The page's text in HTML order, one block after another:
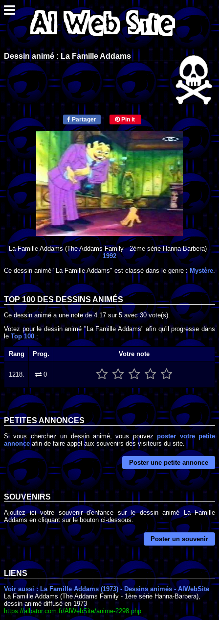
Dessin animé : La Famille Addams
Partager Pin it
La Famille Addams(The Addams Family - 2ème série Hanna-Barbera) -
1992
Ce dessin animé "La Famille Addams" est classé dans le genre : Mystère .
TOP 100 DESDESSINS ANIMÉS
Ce dessin animé a une note de4.17 sur5avec30vote(s).
Votez pour le dessin animé "La Famille Addams" afin qu'il progresse dans
le Top 100 :
Rang Prog. Votre note
1218. 0
PETITES ANNONCES
Si vous cherchez un dessin animé, vous pouvez poster votre petite
annonce afin de faire appel aux souvenirs des visiteurs du site.
Poster une petite annonce
SOUVENIRS
Ajoutez ici votre souvenir d'enfance sur le dessin animé La Famille
Addams en cliquant sur le bouton ci-dessous.
Poster un souvenir
LIENS
Voir aussi : La Famille Addams (1973) - Dessins animés - AlWebSite
La Famille Addams (The Addams Family - 1ère série Hanna-Barbera),
dessin animé diffusé en 1973
https://albator.com.fr/AlWebSite/anime-2298.php